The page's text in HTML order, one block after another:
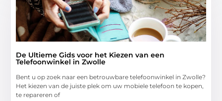
De Ultieme Gids voor het Kiezen van een
Telefoonwinkel in Zwolle
Bent u op zoek naar een betrouwbare telefoonwinkel in Zwolle?
Het kiezen van de juiste plek om uw mobiele telefoon te kopen,
te repareren of